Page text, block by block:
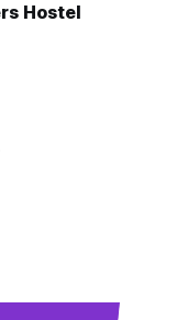
Hostel